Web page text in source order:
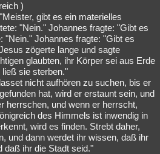
)
gibt es ein materielles
"Nein." Johannes fragte: "Gibt es
"Nein." Johannes fragte: "Gibt es
zögerte lange und sagte
glaubten, ihr Körper sei aus Erde
sie sterben."
nicht aufhören zu suchen, bis er
hat, wird er erstaunt sein, und
herrschen, und wenn er herrscht,
des Himmels ist inwendig in
wird es finden. Strebt daher,
und dann werdet ihr wissen, daß ihr
daß ihr die Stadt seid."